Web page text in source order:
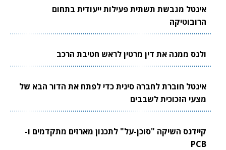
אינטל מגבשת תשתית פעילות ייעודית בתחום
הרובוטיקה
ולנס ממנה את דין מרטין לראש חטיבת הרכב
אינטל חוברת לחברה סינית כדי לפתח את הדור הבא של
מצעי הזכוכית לשבבים
קיידנס השיקה "סוכן-על" לתכנון מארזים מתקדמים ו-
PCB